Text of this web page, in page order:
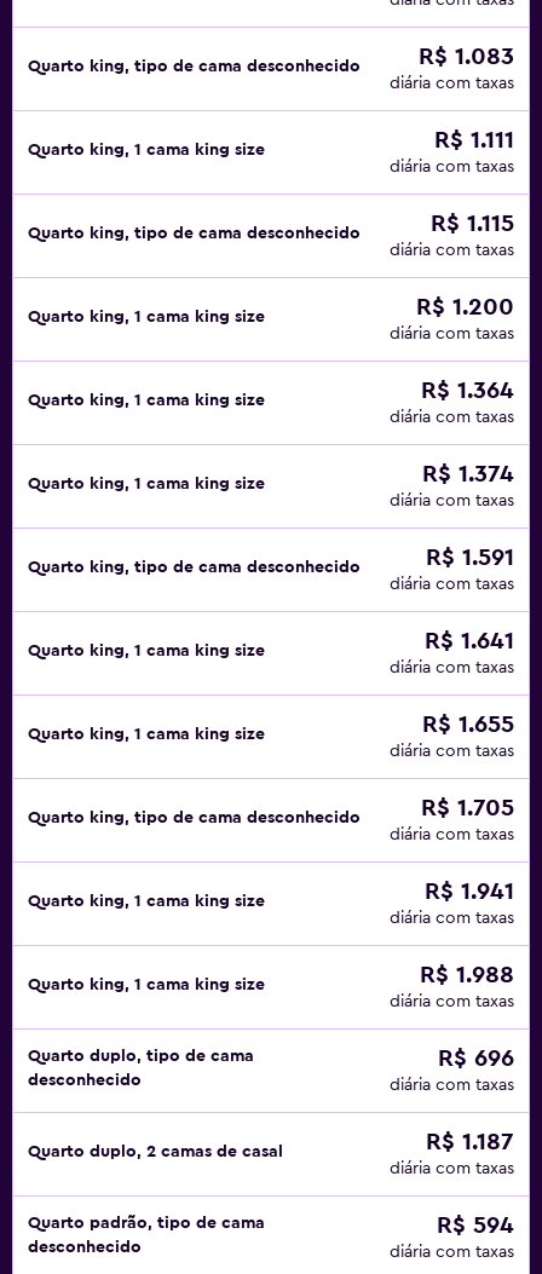
Quarto king, tipo de cama desconhecido R$ 1.083
diária com taxas
Quarto king, 1 cama king size R$ 1.111
diária com taxas
Quarto king, tipo de cama desconhecido R$ 1.115
diária com taxas
Quarto king, 1 cama king size R$ 1.200
diária com taxas
Quarto king, 1 cama king size R$ 1.364
diária com taxas
Quarto king, 1 cama king size R$ 1.374
diária com taxas
Quarto king, tipo de cama desconhecido R$ 1.591
diária com taxas
Quarto king, 1 cama king size R$ 1.641
diária com taxas
Quarto king, 1 cama king size R$ 1.655
diária com taxas
Quarto king, tipo de cama desconhecido R$ 1.705
diária com taxas
Quarto king, 1 cama king size R$ 1.941
diária com taxas
Quarto king, 1 cama king size R$ 1.988
diária com taxas
Quarto duplo, tipo de cama
desconhecido
R$ 696
diária com taxas
Quarto duplo, 2 camas de casal R$ 1.187
diária com taxas
Quarto padrão, tipo de cama
desconhecido
R$ 594
diária com taxas